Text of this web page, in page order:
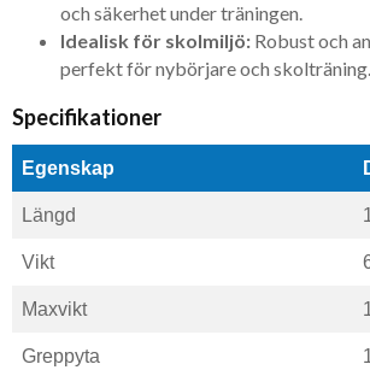
och säkerhet under träningen.
Idealisk för skolmiljö: Robust och
perfekt för nybörjare och skolträning.
Specifikationer
Egenskap
Längd
Vikt
Maxvikt
Greppyta